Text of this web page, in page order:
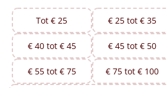
€35 tot €40
€40 tot €45
€45 tot €50
Tot € 25 € 25 tot € 35
€ 40 tot € 45 € 45 tot € 50
€ 55 tot € 75 € 75 tot € 100